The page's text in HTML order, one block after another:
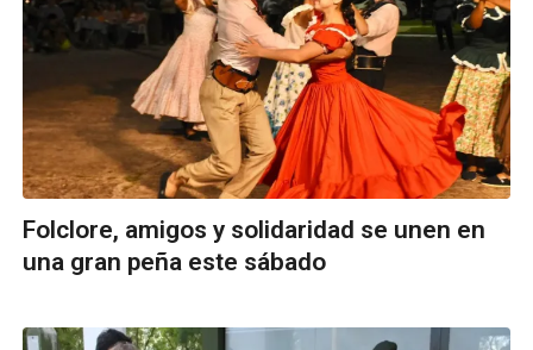
Folclore, amigos y solidaridad se unen en
una gran peña este sábado